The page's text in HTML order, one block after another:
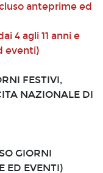
anteprime ed
4 agli 11 anni e
eventi)
FESTIVI,
NAZIONALE DI
GIORNI
ED EVENTI)